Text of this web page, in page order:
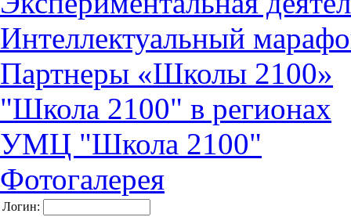
Интеллектуальный
Партнеры «Школы 2100»
"Школа 2100" в регионах
УМЦ "Школа 2100"
Фотогалерея
Логин: